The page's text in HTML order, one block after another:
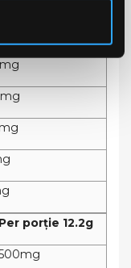
Per porție 12.2g